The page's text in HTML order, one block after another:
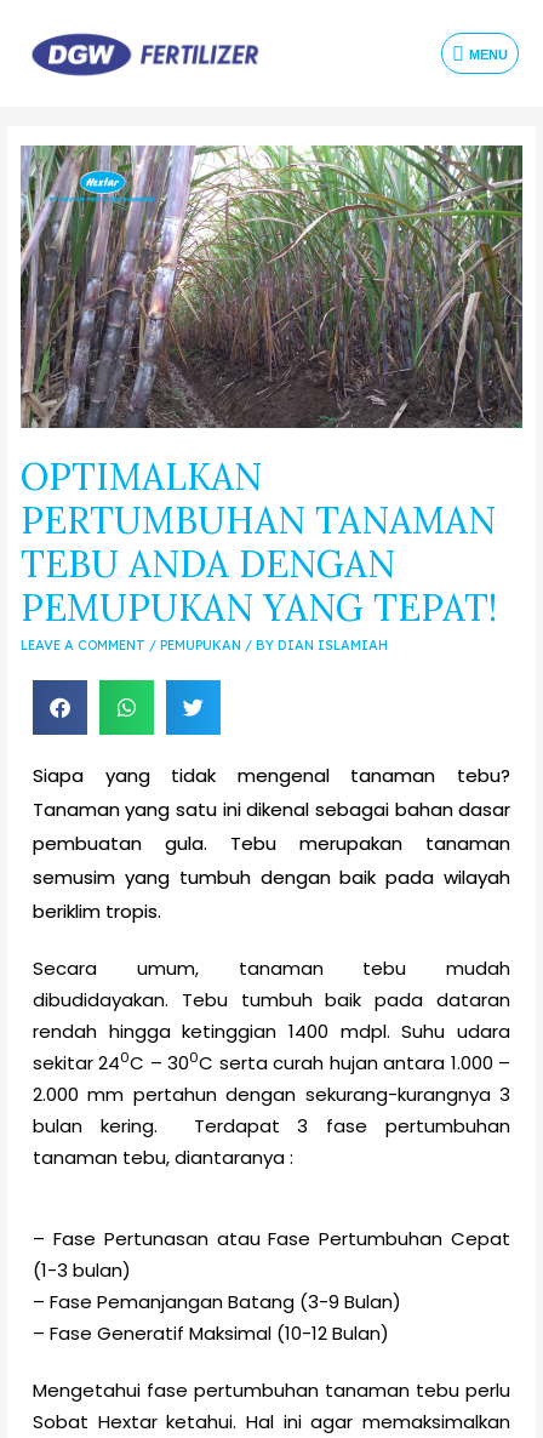
MENU
OPTIMALKAN
PERTUMBUHAN TANAMAN
TEBU ANDA DENGAN
PEMUPUKAN YANG TEPAT!
LEAVE A COMMENT / PEMUPUKAN / BY DIAN ISLAMIAH
Siapa yang tidak mengenal tanaman tebu?
Tanaman yang satu ini dikenal sebagai bahan dasar
pembuatan gula. Tebu merupakan tanaman
semusim yang tumbuh dengan baik pada wilayah
beriklim tropis.
Secara umum, tanaman tebu mudah
dibudidayakan. Tebu tumbuh baik pada dataran
rendah hingga ketinggian 1400 mdpl. Suhu udara
sekitar 240C – 300C serta curah hujan antara 1.000 –
2.000 mm pertahun dengan sekurang-kurangnya 3
bulan kering. Terdapat 3 fase pertumbuhan
tanaman tebu, diantaranya :
– Fase Pertunasan atau Fase Pertumbuhan Cepat
(1-3 bulan)
– Fase Pemanjangan Batang (3-9 Bulan)
– Fase Generatif Maksimal (10-12 Bulan)
Mengetahui fase pertumbuhan tanaman tebu perlu
Sobat Hextar ketahui. Hal ini agar memaksimalkan